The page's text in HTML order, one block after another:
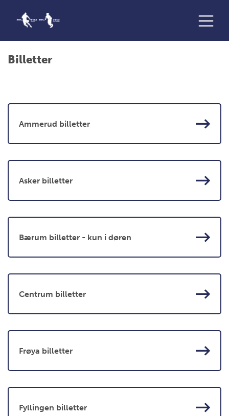
Billetter
Ammerud billetter
Asker billetter
Bærum billetter - kun i døren
Centrum billetter
Frøya billetter
Fyllingen billetter